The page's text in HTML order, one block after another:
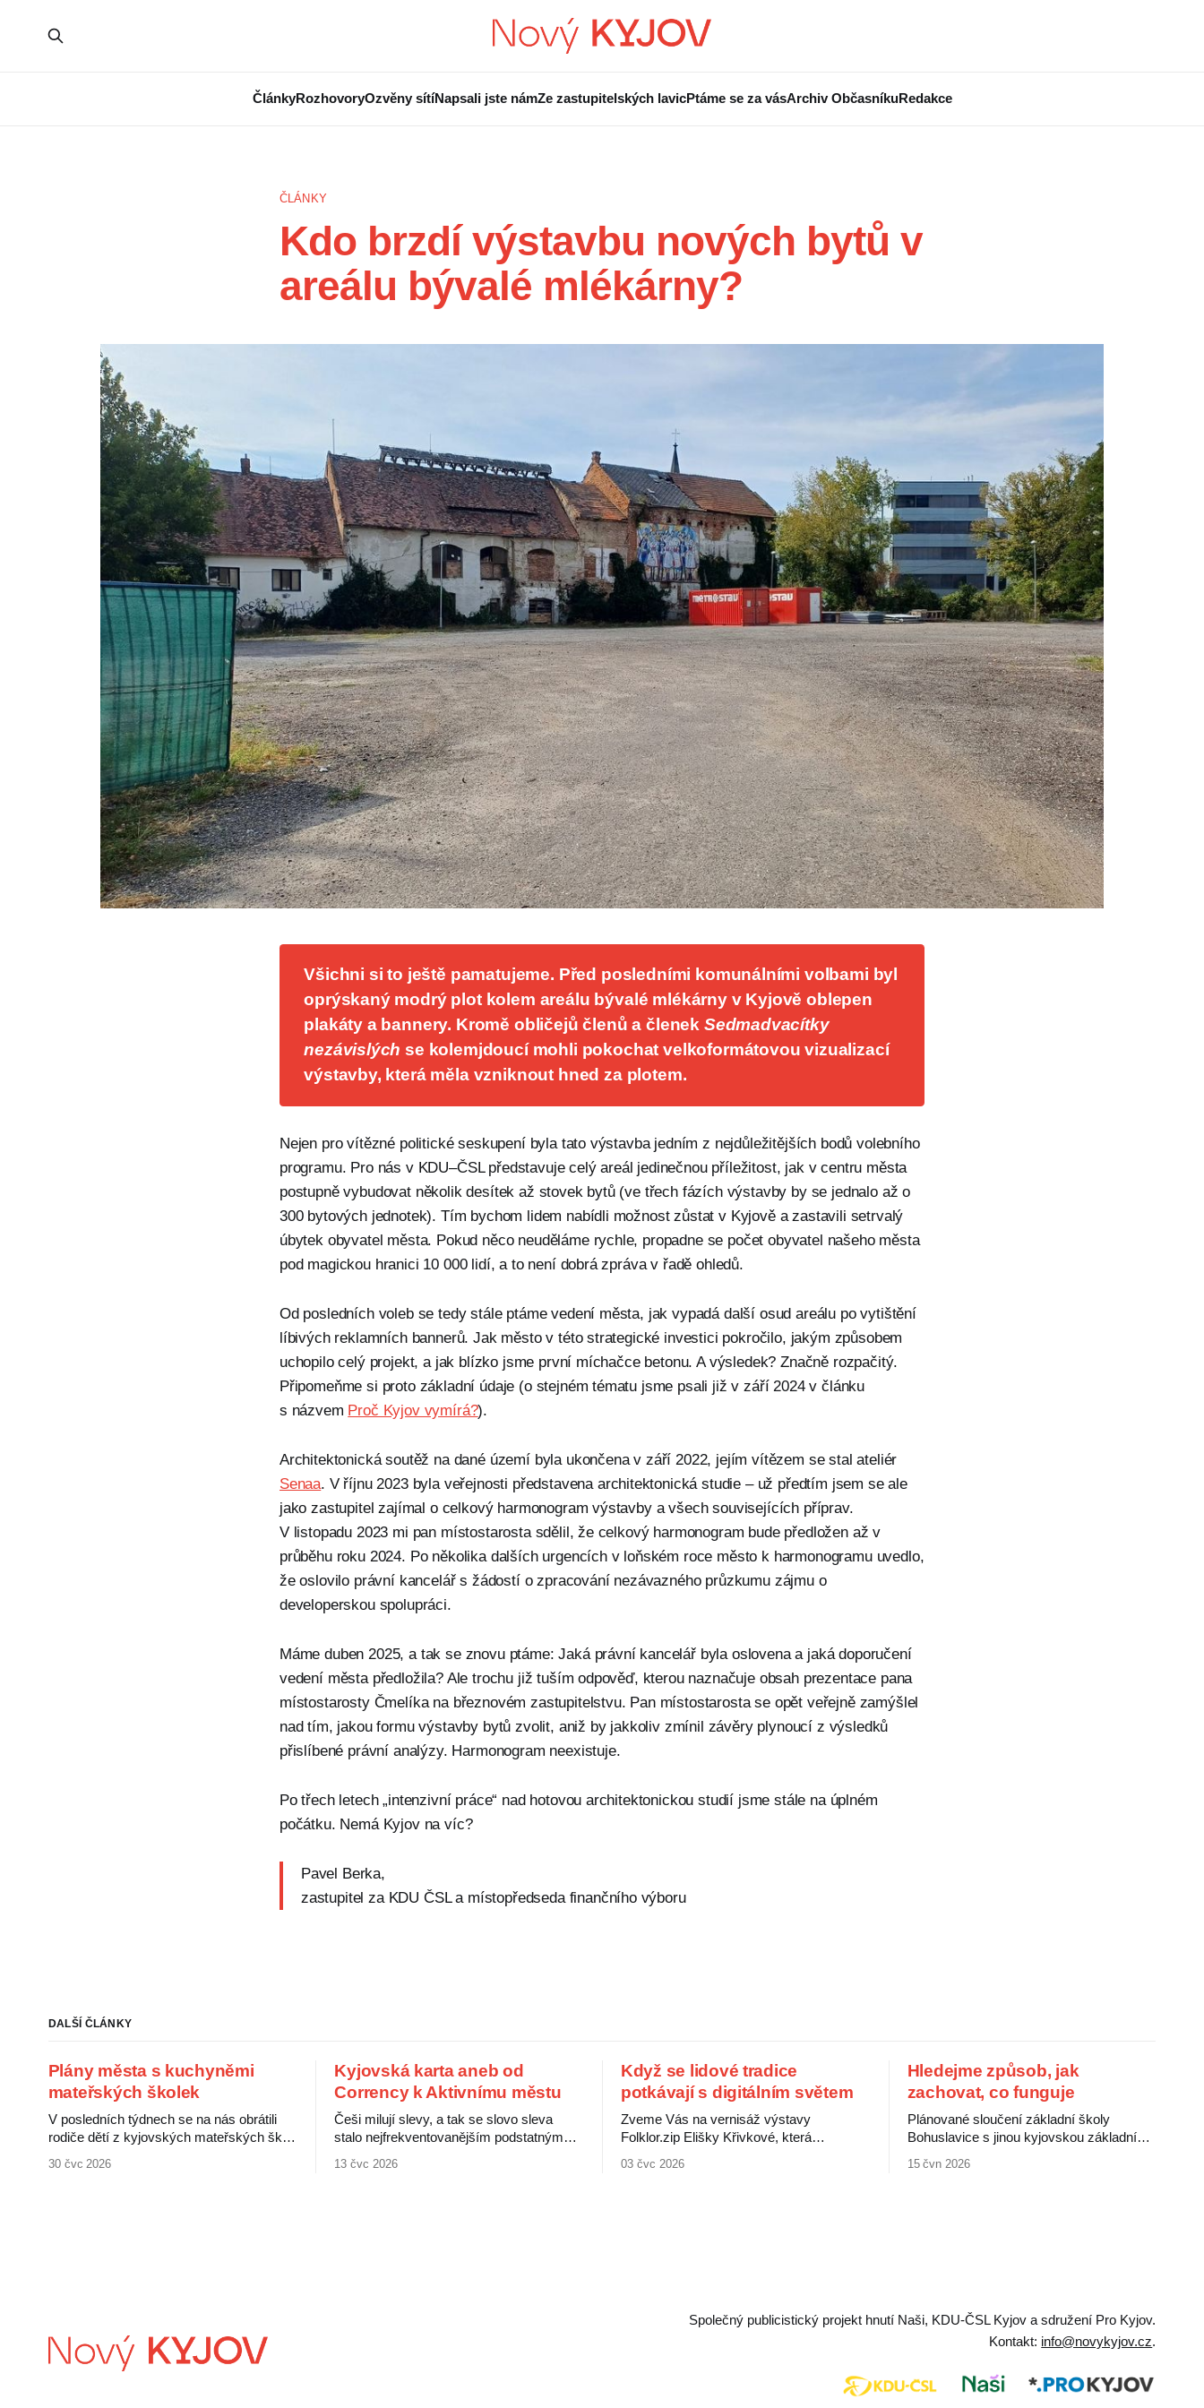
ČlánkyRozhovoryOzvěny sítíNapsali jste námZe zastupitelských lavicPtáme se za vásArchiv ObčasníkuRedakce
ČLÁNKY
Kdo brzdí výstavbu nových bytů v
areálu bývalé mlékárny?
Všichni si to ještě pamatujeme. Před posledními komunálními volbami byl
oprýskaný modrý plot kolem areálu bývalé mlékárny v Kyjově oblepen
plakáty a bannery. Kromě obličejů členů a členek Sedmadvacítky
nezávislých se kolemjdoucí mohli pokochat velkoformátovou vizualizací
výstavby, která měla vzniknout hned za plotem.
Nejen pro vítězné politické seskupení byla tato výstavba jedním z nejdůležitějších bodů volebního
programu. Pro nás v KDU–ČSL představuje celý areál jedinečnou příležitost, jak v centru města
postupně vybudovat několik desítek až stovek bytů (ve třech fázích výstavby by se jednalo až o
300 bytových jednotek). Tím bychom lidem nabídli možnost zůstat v Kyjově a zastavili setrvalý
úbytek obyvatel města. Pokud něco neuděláme rychle, propadne se počet obyvatel našeho města
pod magickou hranici 10 000 lidí, a to není dobrá zpráva v řadě ohledů.
Od posledních voleb se tedy stále ptáme vedení města, jak vypadá další osud areálu po vytištění
líbivých reklamních bannerů. Jak město v této strategické investici pokročilo, jakým způsobem
uchopilo celý projekt, a jak blízko jsme první míchačce betonu. A výsledek? Značně rozpačitý.
Připomeňme si proto základní údaje (o stejném tématu jsme psali již v září 2024 v článku
s názvem Proč Kyjov vymírá?).
Architektonická soutěž na dané území byla ukončena v září 2022, jejím vítězem se stal ateliér
Senaa. V říjnu 2023 byla veřejnosti představena architektonická studie – už předtím jsem se ale
jako zastupitel zajímal o celkový harmonogram výstavby a všech souvisejících příprav.
V listopadu 2023 mi pan místostarosta sdělil, že celkový harmonogram bude předložen až v
průběhu roku 2024. Po několika dalších urgencích v loňském roce město k harmonogramu uvedlo,
že oslovilo právní kancelář s žádostí o zpracování nezávazného průzkumu zájmu o
developerskou spolupráci.
Máme duben 2025, a tak se znovu ptáme: Jaká právní kancelář byla oslovena a jaká doporučení
vedení města předložila? Ale trochu již tuším odpověď, kterou naznačuje obsah prezentace pana
místostarosty Čmelíka na březnovém zastupitelstvu. Pan místostarosta se opět veřejně zamýšlel
nad tím, jakou formu výstavby bytů zvolit, aniž by jakkoliv zmínil závěry plynoucí z výsledků
přislíbené právní analýzy. Harmonogram neexistuje.
Po třech letech „intenzivní práce“ nad hotovou architektonickou studií jsme stále na úplném
počátku. Nemá Kyjov na víc?
Pavel Berka,
zastupitel za KDU ČSL a místopředseda finančního výboru
DALŠÍ ČLÁNKY
Plány města s kuchyněmi
mateřských školek
V posledních týdnech se na nás obrátili
rodiče dětí z kyjovských mateřských škol.
30 čvc 2026
Kyjovská karta aneb od
Corrency k Aktivnímu městu
Češi milují slevy, a tak se slovo sleva
stalo nejfrekventovanějším podstatným
13 čvc 2026
Když se lidové tradice
potkávají s digitálním světem
Zveme Vás na vernisáž výstavy
Folklor.zip Elišky Křivkové, která
03 čvc 2026
Hledejme způsob, jak
zachovat, co funguje
Plánované sloučení základní školy
Bohuslavice s jinou kyjovskou základní
15 čvn 2026
Společný publicistický projekt hnutí Naši, KDU-ČSL Kyjov a sdružení Pro Kyjov.
Kontakt: info@novykyjov.cz.